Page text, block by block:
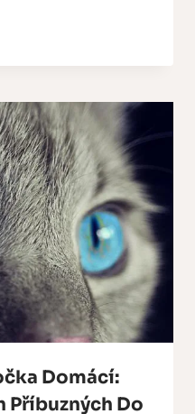
Domácí:
Příbuzných Do